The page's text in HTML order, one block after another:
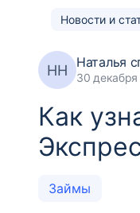
Новости и
НН Наталья
30
Как
Займы